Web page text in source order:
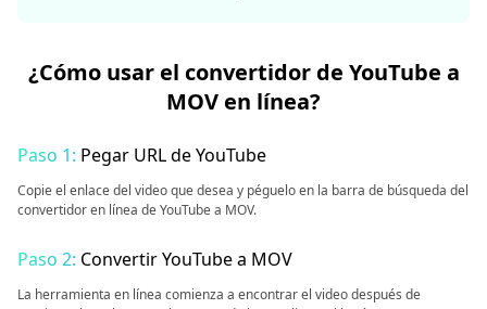
¿Cómo usar el convertidor de YouTube a
MOV en línea?
Paso 1: Pegar URL de YouTube
Copie el enlace del video que desea y péguelo en la barra de búsqueda del
convertidor en línea de YouTube a MOV.
Paso 2: Convertir YouTube a MOV
La herramienta en línea comienza a encontrar el video después de